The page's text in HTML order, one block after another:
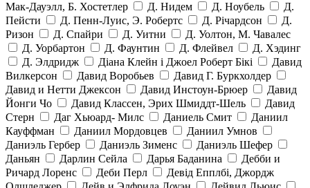
Мак-Дауэлл, Б. Хостетлер
Д. Нидем Д. Ноубель
Д.
Пейсти
Д. Пенн-Луис, Э. Робертс Д. Річардсон
Д.
Ризон
Д. Спайри Д. Уитни
Д. Уолтон, М. Чавалес
Д. Уорбартон
Д. Фаунтин Д. Флейвел
Д. Хэдинг
Д. Элдридж
Діана Клейн і Джоел Роберт Бікі
Давид
Вилкерсон
Давид Воробьев
Давид Г. Буркхолдер
Давид и Нетти Джексон
Давид Инстоун-Брюер
Давид
Йонги Чо
Давид Классен, Эрих Шмиддт-Шель
Давид
Стерн
Даг Хьюард- Милс Даниель Смит
Даниил
Кауффман
Даниил Мордовцев
Даниил Умнов
Даниэль Гербер
Даниэль Зименс
Даниэль Шефер
Даньян
Дарлин Сейла Дарья Баданина
Дебби и
Ричард Лоренс
Деби Перл
Девід Епплбі, Джордж